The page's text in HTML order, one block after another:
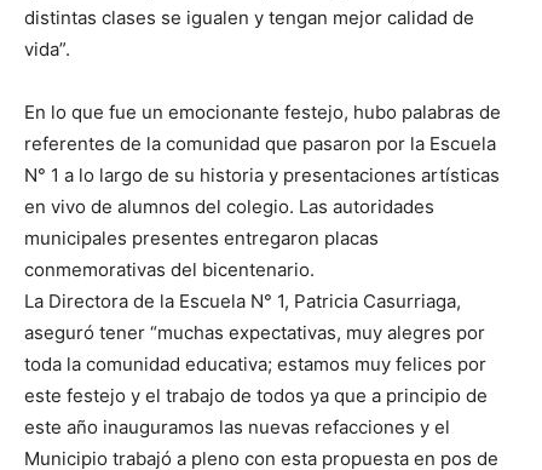
distintas clases se igualen y tengan mejor calidad de
vida”.
En lo que fue un emocionante festejo, hubo palabras de
referentes de la comunidad que pasaron por la Escuela
N° 1 a lo largo de su historia y presentaciones artísticas
en vivo de alumnos del colegio. Las autoridades
municipales presentes entregaron placas
conmemorativas del bicentenario.
La Directora de la Escuela N° 1, Patricia Casurriaga,
aseguró tener “muchas expectativas, muy alegres por
toda la comunidad educativa; estamos muy felices por
este festejo y el trabajo de todos ya que a principio de
este año inauguramos las nuevas refacciones y el
Municipio trabajó a pleno con esta propuesta en pos de